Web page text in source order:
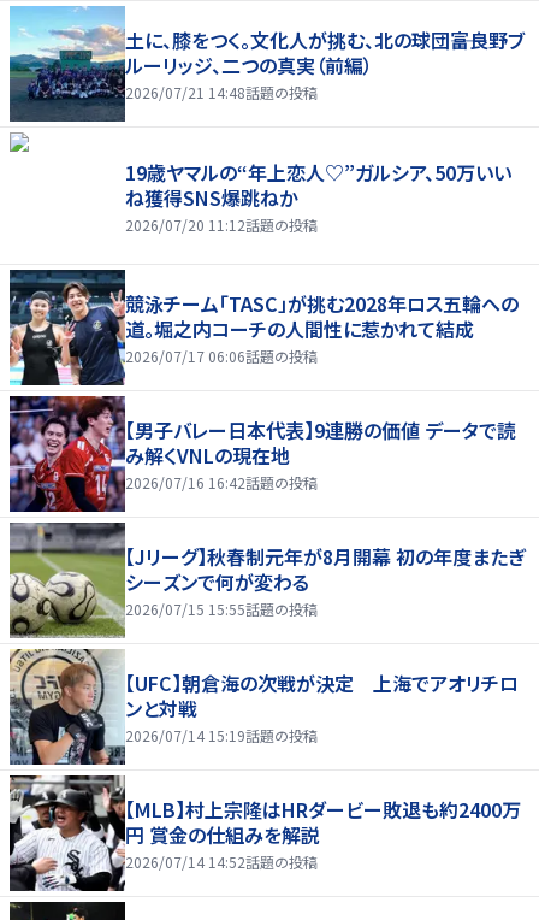
土に、膝をつく。文化人が挑む、北の球団――富良野ブ
ルーリッジ、二つの真実（前編）
2026/07/21 14:48話題の投稿
19歳ヤマルの“年上恋人♡”ガルシア、50万いい
ね獲得SNS爆跳ねか
2026/07/20 11:12話題の投稿
競泳チーム「TASC」が挑む2028年ロス五輪への
道。堀之内コーチの人間性に惹かれて結成
2026/07/17 06:06話題の投稿
【男子バレー日本代表】9連勝の価値 データで読
み解くVNLの現在地
2026/07/16 16:42話題の投稿
【Jリーグ】秋春制元年が8月開幕 初の年度またぎ
シーズンで何が変わる
2026/07/15 15:55話題の投稿
【UFC】朝倉海の次戦が決定 上海でアオリチロ
ンと対戦
2026/07/14 15:19話題の投稿
【MLB】村上宗隆はHRダービー敗退も約2400万
円 賞金の仕組みを解説
2026/07/14 14:52話題の投稿